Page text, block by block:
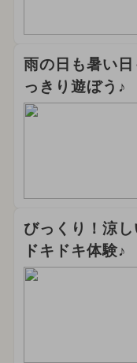
雨の日も暑い
っきり遊ぼう♪
びっくり！涼
ドキドキ体験♪